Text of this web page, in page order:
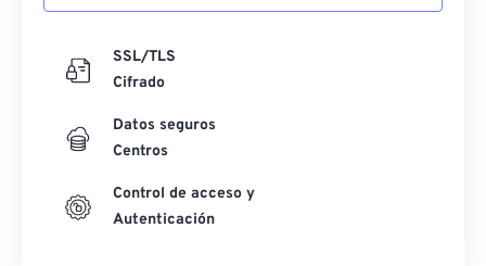
SSL/TLS
Cifrado
Datos seguros
Centros
Control de acceso y
Autenticación